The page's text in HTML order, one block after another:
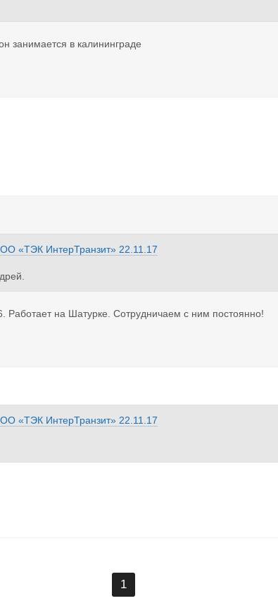
занимается в калининграде
«ТЭК ИнтерТранзит» 22.11.17
Работает на Шатурке. Сотрудничаем с ним постоянно!
«ТЭК ИнтерТранзит» 22.11.17
1